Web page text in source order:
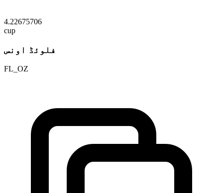
4.22675706
cup
فلوئڈ اونس
FL_OZ